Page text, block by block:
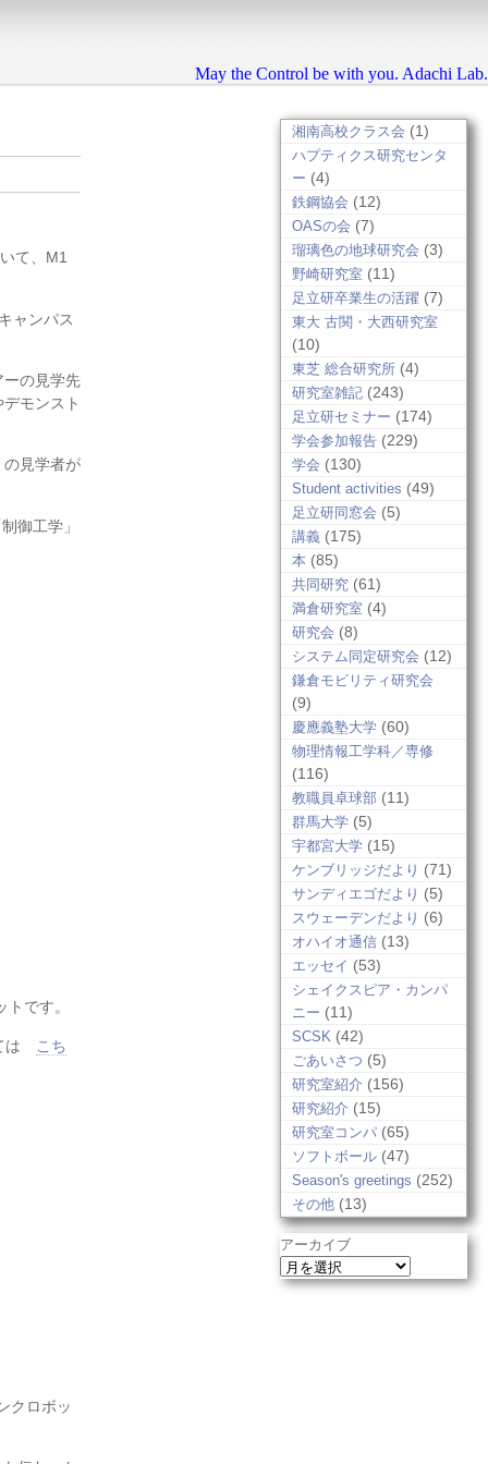
May the Control be with you. Adachi Lab.
て、M1
ャンパス
ーの見学先
モンスト
見学者が
御工学」
です。
は
こち
クロボッ
湘南高校クラス会 (1)
ハプティクス研究センタ
ー (4)
鉄鋼協会 (12)
OASの会 (7)
瑠璃色の地球研究会 (3)
野崎研究室 (11)
足立研卒業生の活躍 (7)
東大 古関・大西研究室
(10)
東芝 総合研究所 (4)
研究室雑記 (243)
足立研セミナー (174)
学会参加報告 (229)
学会 (130)
Student activities (49)
足立研同窓会 (5)
講義 (175)
本 (85)
共同研究 (61)
満倉研究室 (4)
研究会 (8)
システム同定研究会 (12)
鎌倉モビリティ研究会
(9)
慶應義塾大学 (60)
物理情報工学科／専修
(116)
教職員卓球部 (11)
群馬大学 (5)
宇都宮大学 (15)
ケンブリッジだより (71)
サンディエゴだより (5)
スウェーデンだより (6)
オハイオ通信 (13)
エッセイ (53)
シェイクスピア・カンパ
ニー (11)
SCSK (42)
ごあいさつ (5)
研究室紹介 (156)
研究紹介 (15)
研究室コンパ (65)
ソフトボール (47)
Season's greetings (252)
その他 (13)
アーカイブ